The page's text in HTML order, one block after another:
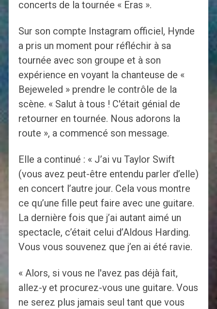
concerts de la tournée « Eras ».
Sur son compte Instagram officiel, Hynde
a pris un moment pour réfléchir à sa
tournée avec son groupe et à son
expérience en voyant la chanteuse de «
Bejeweled » prendre le contrôle de la
scène. « Salut à tous ! C'était génial de
retourner en tournée. Nous adorons la
route », a commencé son message.
Elle a continué : « J’ai vu Taylor Swift
(vous avez peut-être entendu parler d’elle)
en concert l’autre jour. Cela vous montre
ce qu’une fille peut faire avec une guitare.
La dernière fois que j’ai autant aimé un
spectacle, c’était celui d’Aldous Harding.
Vous vous souvenez que j’en ai été ravie.
« Alors, si vous ne l'avez pas déjà fait,
allez-y et procurez-vous une guitare. Vous
ne serez plus jamais seul tant que vous